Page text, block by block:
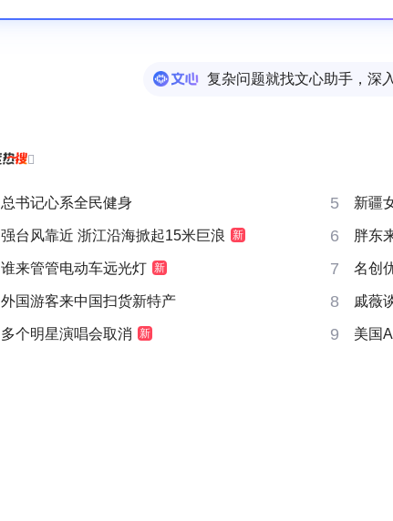
复杂问题就找文心助手，深

总书记心系全民健身 5 新疆
强台风靠近 浙江沿海掀起15米巨浪 新 6 胖东
谁来管管电动车远光灯 新 7 名创
外国游客来中国扫货新特产 8 戚薇
多个明星演唱会取消 新 9 美国